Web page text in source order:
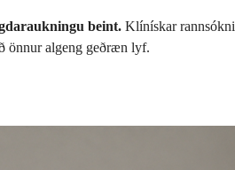
beint. Klínískar
önnur algeng geðræn lyf.